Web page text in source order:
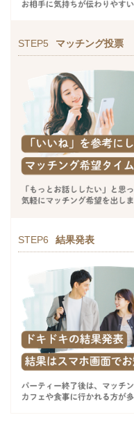
STEP5 マッチング投票
STEP6 結果発表